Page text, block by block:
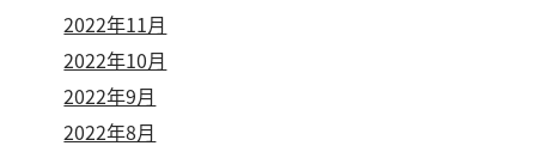
2022年11月
2022年10月
2022年9月
2022年8月